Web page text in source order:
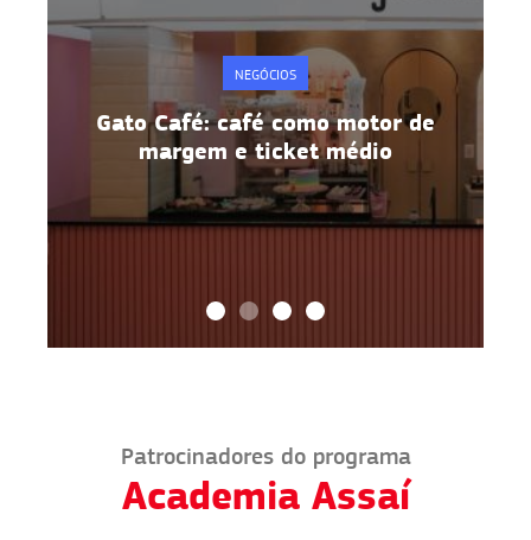
NEGÓCIOS
Gato Café: café como motor de
margem e ticket médio
Patrocinadores do programa
Academia Assaí